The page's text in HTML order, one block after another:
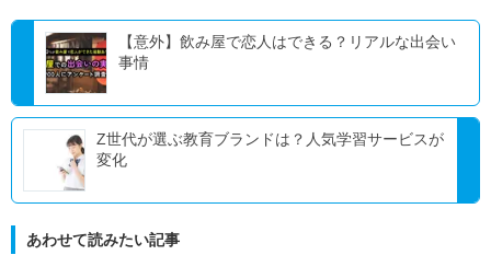
【意外】飲み屋で恋人はできる？リアルな出会い
事情
Z世代が選ぶ教育ブランドは？人気学習サービスが
変化
あわせて読みたい記事